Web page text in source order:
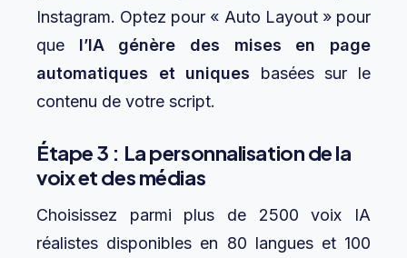
Instagram. Optez pour « Auto Layout » pour
que l’IA génère des mises en page
automatiques et uniques basées sur le
contenu de votre script.
Étape 3 : La personnalisation de la
voix et des médias
Choisissez parmi plus de 2500 voix IA
réalistes disponibles en 80 langues et 100